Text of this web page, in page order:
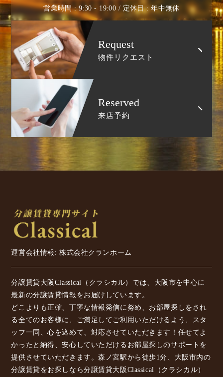
営業時間 : 9:30 - 19:00 / 定休日 : 年中無休
Request
物件リクエスト
Reserved
来店予約
運営会社情報: 株式会社クランホーム
分譲賃貸大阪Classical（クラシカル）では、大阪市を中心に
最新の分譲賃貸情報をお届けしています。
どこよりも正確、丁寧な情報発信に努め、お部屋探しをされ
る全てのお客様に、ご満足してご利用いただけるよう、スタ
ッフ一同、心を込めて、対応させていただきます！任せてよ
かったと納得、安心していただけるお部屋探しのサポートを
提供させていただきます。森ノ宮駅から徒歩1分、大阪市内の
分譲賃貸をお探しなら分譲賃貸大阪Classical（クラシカル）